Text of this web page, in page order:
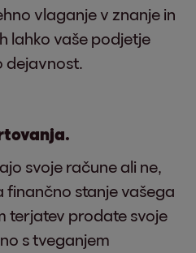
vlaganje v znanje in
lahko vaše podjetje
dejavnost.
svoje račune ali ne,
finančno stanje vašega
terjatev prodate svoje
s tveganjem